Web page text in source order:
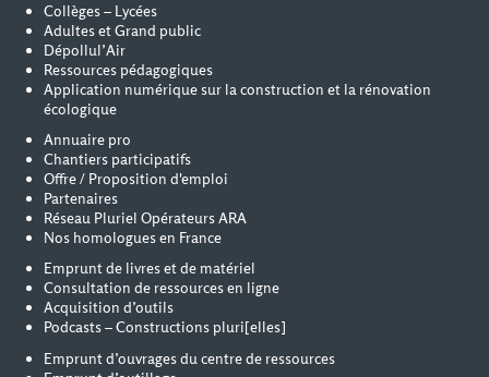
Collèges – Lycées
Adultes et Grand public
Dépollul’Air
Ressources pédagogiques
Application numérique sur la construction et la rénovation
écologique
Annuaire pro
Chantiers participatifs
Offre / Proposition d'emploi
Partenaires
Réseau Pluriel Opérateurs ARA
Nos homologues en France
Emprunt de livres et de matériel
Consultation de ressources en ligne
Acquisition d’outils
Podcasts – Constructions pluri[elles]
Emprunt d’ouvrages du centre de ressources